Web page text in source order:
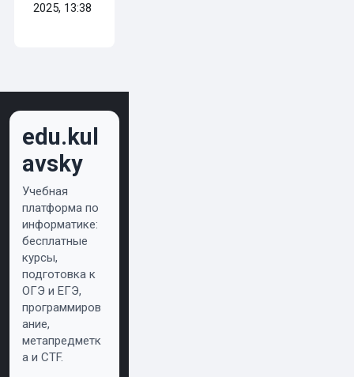
2025, 13:38
edu.kul
avsky
Учебная
платформа по
информатике:
бесплатные
курсы,
подготовка к
ОГЭ и ЕГЭ,
программиров
ание,
метапредметк
а и CTF.